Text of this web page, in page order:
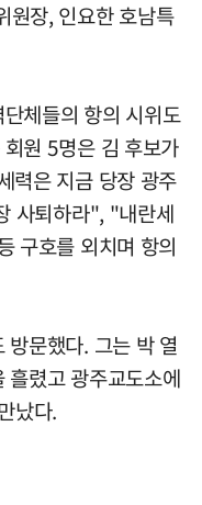
원장, 인요한 호남특
체들의 항의 시위도
원 5명은 김 후보가
력은 지금 당장 광주
사퇴하라", "내란세
구호를 외치며 항의
방문했다. 그는 박 열
흘렸고 광주교도소에
났다.